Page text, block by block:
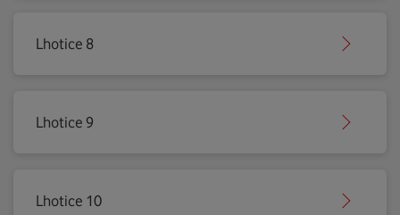
Lhotice 8
Lhotice 9
Lhotice 10